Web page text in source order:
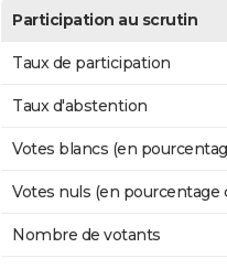
Participation au scrutin
Taux de participation
Taux d'abstention
Votes blancs (en
Votes nuls (en pourcentage
Nombre de votants